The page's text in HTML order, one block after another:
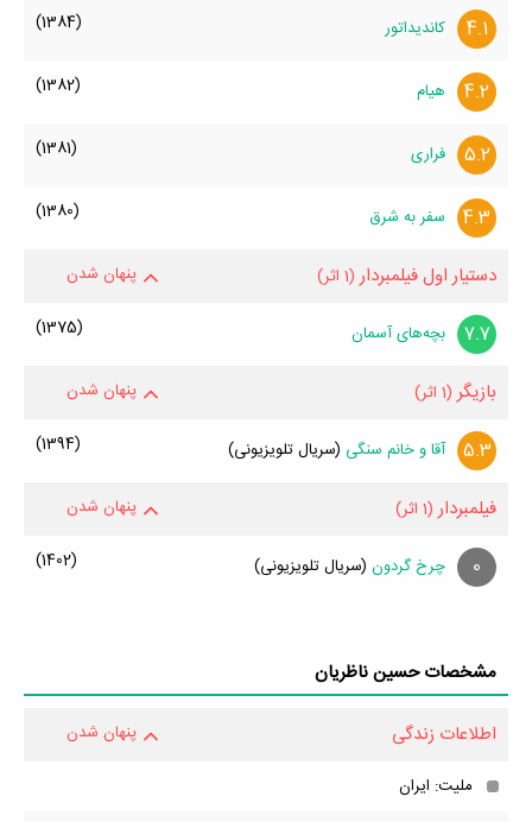
حسین ناظریان، وضعیت تأهل و همسر حسین ناظریان، فرزندان حسین
ناظریان، حواشی حسین ناظریان و کودکی حسین ناظریان می‌دانید حتما
برای ما ارسال کنید.
4.1 کاندیداتور (1384)
4.2 هیام (1382)
5.2 فراری (1381)
4.3 سفر به شرق (1380)
دستیار اول فیلمبردار(1 اثر) پنهان شدن
7.7 بچه‌های آسمان (1375)
بازیگر(1 اثر) پنهان شدن
5.3 آقا و خانم سنگی (سریال تلویزیونی) (1394)
فیلمبردار(1 اثر) پنهان شدن
0 چرخ گردون (سریال تلویزیونی) (1402)
مشخصات حسین ناظریان
اطلاعات زندگی پنهان شدن
ملیت: ایران